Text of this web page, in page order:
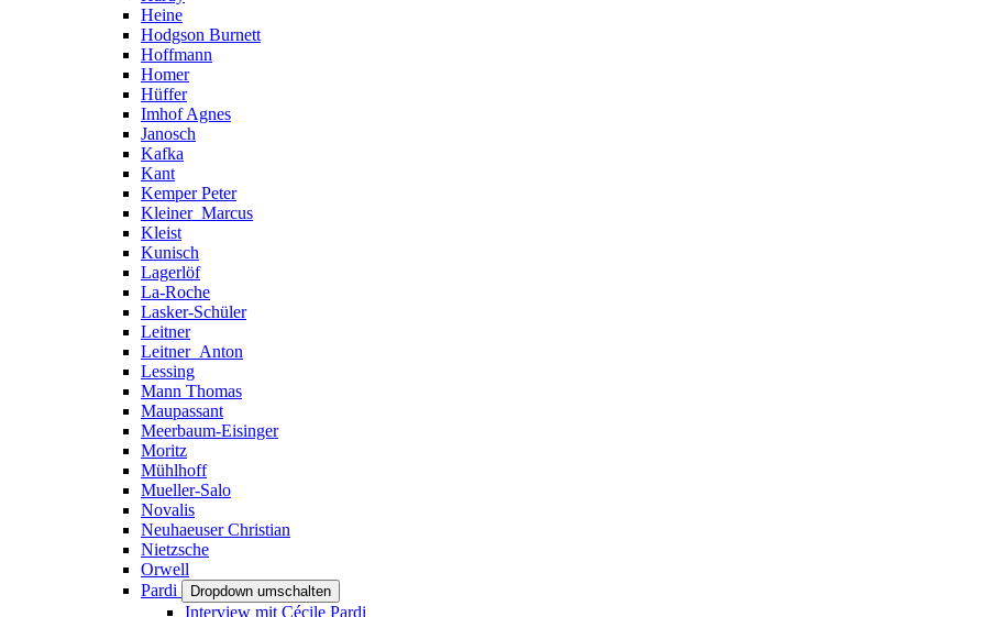
Heine
Hodgson Burnett
Hoffmann
Homer
Hüffer
Imhof Agnes
Janosch
Kafka
Kant
Kemper Peter
Kleiner_Marcus
Kleist
Kunisch
Lagerlöf
La-Roche
Lasker-Schüler
Leitner
Leitner_Anton
Lessing
Mann Thomas
Maupassant
Meerbaum-Eisinger
Moritz
Mühlhoff
Mueller-Salo
Novalis
Neuhaeuser Christian
Nietzsche
Orwell
Pardi
Dropdown umschalten
Interview mit Cécile Pardi